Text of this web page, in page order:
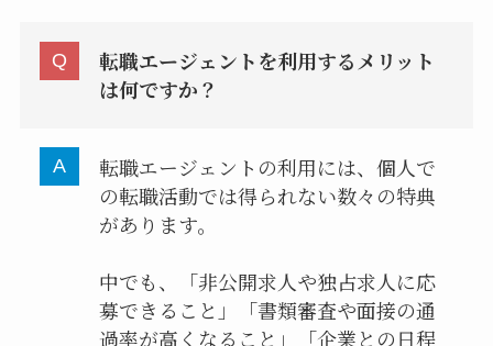
転職エージェントを利用するメリット
は何ですか？
転職エージェントの利用には、個人で
の転職活動では得られない数々の特典
があります。
中でも、「非公開求人や独占求人に応
募できること」「書類審査や面接の通
過率が高くなること」「企業との日程